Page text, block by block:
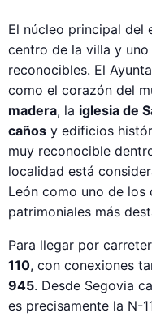
El núcleo principal del
centro de la villa y
reconocibles. El
como el corazón del
madera, la iglesia de
caños y edificios
muy reconocible
localidad está
León como uno de
patrimoniales más
Para llegar por
110, con conexiones
945. Desde Segovia
es precisamente la N-